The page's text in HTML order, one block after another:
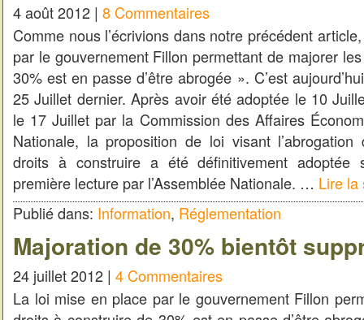
4 août 2012 | 8 Commentaires
Comme nous l’écrivions dans notre précédent
par le gouvernement Fillon permettant de majorer
30% est en passe d’être abrogée ». C’est
25 Juillet dernier. Après avoir été adoptée le 10
le 17 Juillet par la Commission des Affaires
Nationale, la proposition de loi visant
droits à construire a été définitivement adoptée
première lecture par l’Assemblée Nationale. … Lire la
Publié dans: Information, Réglementation
Majoration de 30% bientôt
24 juillet 2012 | 4 Commentaires
La loi mise en place par le gouvernement Fillon